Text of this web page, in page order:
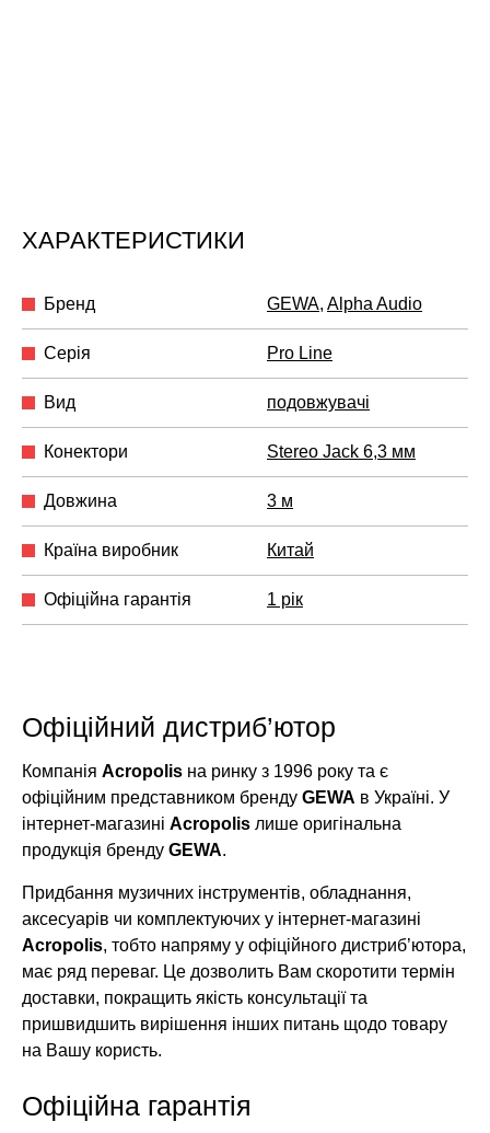
ХАРАКТЕРИСТИКИ
Бренд GEWA, Alpha Audio
Серія Pro Line
Вид подовжувачі
Конектори Stereo Jack 6,3 мм
Довжина 3 м
Країна виробник Китай
Офіційна гарантія 1 рік
Офіційний дистриб’ютор
Компанія Acropolis на ринку з 1996 року та є
офіційним представником бренду GEWA в Україні. У
інтернет-магазині Acropolis лише оригінальна
продукція бренду GEWA.
Придбання музичних інструментів, обладнання,
аксесуарів чи комплектуючих у інтернет-магазині
Acropolis, тобто напряму у офіційного дистриб’ютора,
має ряд переваг. Це дозволить Вам скоротити термін
доставки, покращить якість консультації та
пришвидшить вирішення інших питань щодо товару
на Вашу користь.
Офіційна гарантія